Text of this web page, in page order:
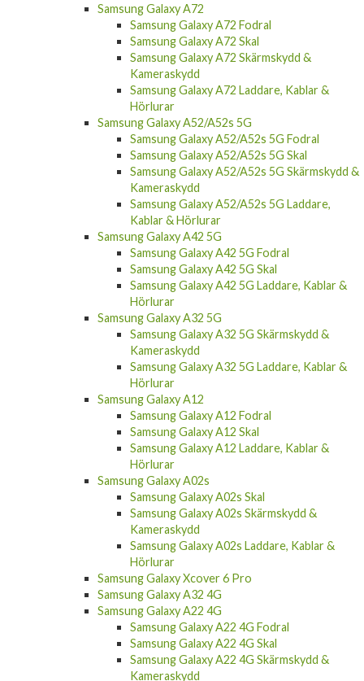
Samsung Galaxy A72
Samsung Galaxy A72 Fodral
Samsung Galaxy A72 Skal
Samsung Galaxy A72 Skärmskydd &
Kameraskydd
Samsung Galaxy A72 Laddare, Kablar &
Hörlurar
Samsung Galaxy A52/A52s 5G
Samsung Galaxy A52/A52s 5G Fodral
Samsung Galaxy A52/A52s 5G Skal
Samsung Galaxy A52/A52s 5G Skärmskydd &
Kameraskydd
Samsung Galaxy A52/A52s 5G Laddare,
Kablar & Hörlurar
Samsung Galaxy A42 5G
Samsung Galaxy A42 5G Fodral
Samsung Galaxy A42 5G Skal
Samsung Galaxy A42 5G Laddare, Kablar &
Hörlurar
Samsung Galaxy A32 5G
Samsung Galaxy A32 5G Skärmskydd &
Kameraskydd
Samsung Galaxy A32 5G Laddare, Kablar &
Hörlurar
Samsung Galaxy A12
Samsung Galaxy A12 Fodral
Samsung Galaxy A12 Skal
Samsung Galaxy A12 Laddare, Kablar &
Hörlurar
Samsung Galaxy A02s
Samsung Galaxy A02s Skal
Samsung Galaxy A02s Skärmskydd &
Kameraskydd
Samsung Galaxy A02s Laddare, Kablar &
Hörlurar
Samsung Galaxy Xcover 6 Pro
Samsung Galaxy A32 4G
Samsung Galaxy A22 4G
Samsung Galaxy A22 4G Fodral
Samsung Galaxy A22 4G Skal
Samsung Galaxy A22 4G Skärmskydd &
Kameraskydd